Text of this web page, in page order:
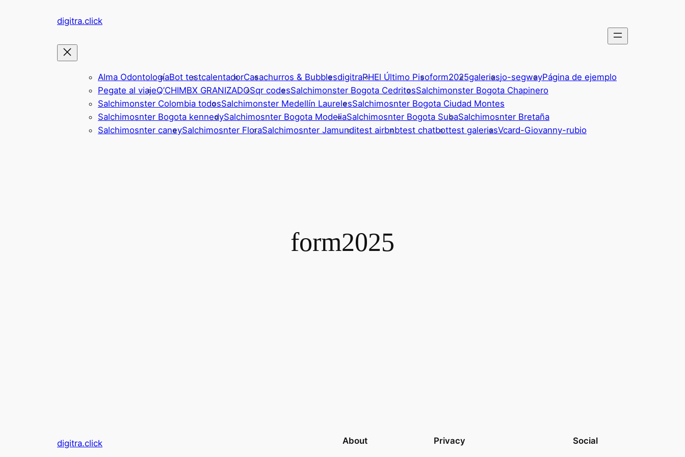
digitra.click
Alma OdontologíaBot testcalentadorCasachurros & BubblesdigitraPHEl Último Pisoform2025galeriasjo-segwayPágina de ejemplo
Pegate al viajeQ’CHIMBX GRANIZADOSqr codesSalchimonster Bogota CedritosSalchimonster Bogota Chapinero
Salchimonster Colombia todosSalchimonster Medellín LaurelesSalchimosnter Bogota Ciudad Montes
Salchimosnter Bogota kennedySalchimosnter Bogota ModeliaSalchimosnter Bogota SubaSalchimosnter Bretaña
Salchimosnter caneySalchimosnter FloraSalchimosnter Jamunditest airbnbtest chatbottest galeriasVcard-Giovanny-rubio
form2025
digitra.click About Privacy Social